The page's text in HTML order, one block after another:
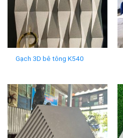
Gạch 3D bê tông K540